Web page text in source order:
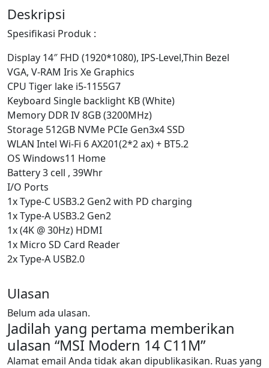
Deskripsi
Spesifikasi Produk :
Display 14″ FHD (1920*1080), IPS-Level,Thin Bezel
VGA, V-RAM Iris Xe Graphics
CPU Tiger lake i5-1155G7
Keyboard Single backlight KB (White)
Memory DDR IV 8GB (3200MHz)
Storage 512GB NVMe PCIe Gen3x4 SSD
WLAN Intel Wi-Fi 6 AX201(2*2 ax) + BT5.2
OS Windows11 Home
Battery 3 cell , 39Whr
I/O Ports
1x Type-C USB3.2 Gen2 with PD charging
1x Type-A USB3.2 Gen2
1x (4K @ 30Hz) HDMI
1x Micro SD Card Reader
2x Type-A USB2.0
Ulasan
Belum ada ulasan.
Jadilah yang pertama memberikan
ulasan “MSI Modern 14 C11M”
Alamat email Anda tidak akan dipublikasikan. Ruas yang